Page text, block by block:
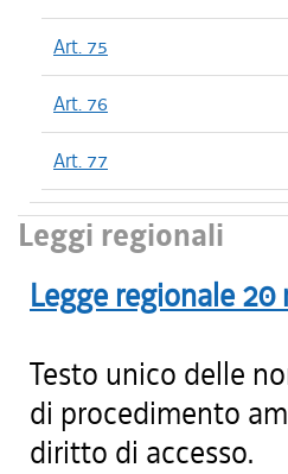
Art. 75
Art. 76
Art. 77
Leggi regionali
Legge regionale 20
Testo unico delle
di procedimento
diritto di accesso.